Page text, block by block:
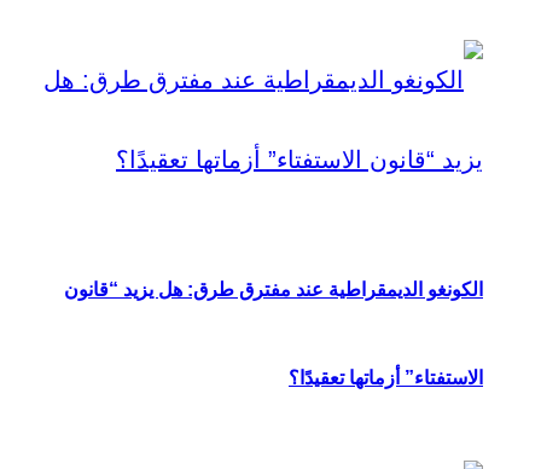
الكونغو الديمقراطية عند مفترق طرق: هل يزيد “قانون
الاستفتاء” أزماتها تعقيدًا؟